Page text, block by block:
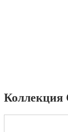
Коллекция